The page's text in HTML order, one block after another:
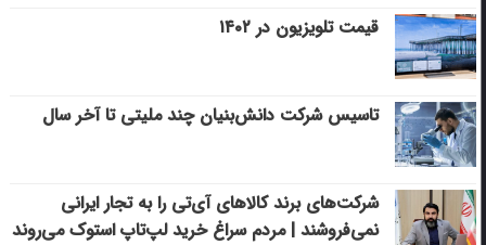
قیمت تلویزیون در ۱۴۰۲
تاسیس شرکت دانش‌بنیان چند ملیتی تا آخر سال
شرکت‌های برند کالاهای آی‌تی را به تجار ایرانی
نمی‌فروشند | مردم سراغ خرید لپ‌تاپ استوک می‌روند